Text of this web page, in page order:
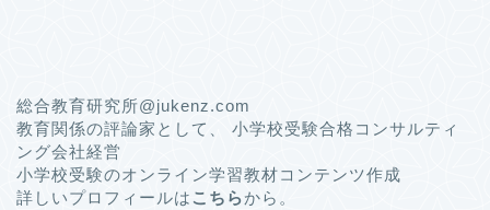
総合教育研究所@jukenz.com
教育関係の評論家として、 小学校受験合格コンサルティ
ング会社経営
小学校受験のオンライン学習教材コンテンツ作成
詳しいプロフィールはこちらから。